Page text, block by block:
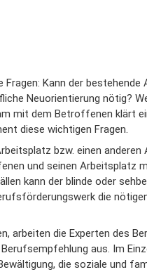
Kann der
Neuorientierung nötig?
mit dem Betroffenen klärt
diese wichtigen Fragen.
bzw. einen
und seinen Arbeitsplatz
kann der blinde oder
die
arbeiten die Experten des
aus. Im
die soziale und